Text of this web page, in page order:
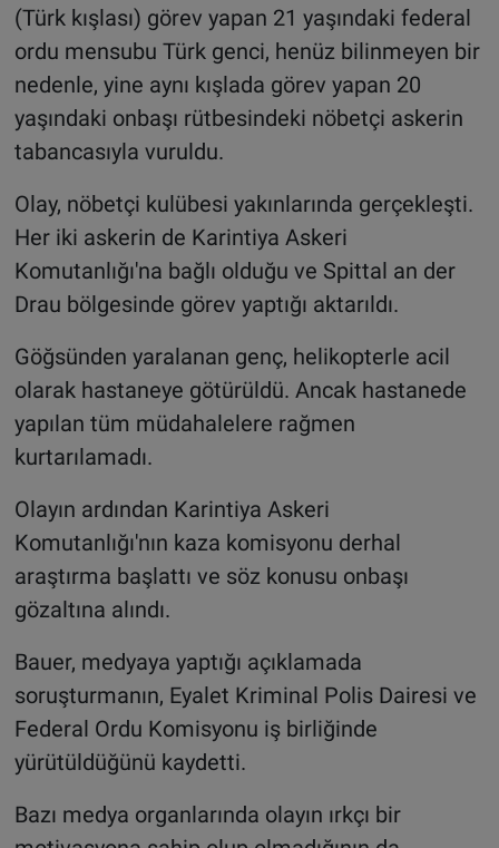
(Türk kışlası) görev yapan 21 yaşındaki federal
ordu mensubu Türk genci, henüz bilinmeyen bir
nedenle, yine aynı kışlada görev yapan 20
yaşındaki onbaşı rütbesindeki nöbetçi askerin
tabancasıyla vuruldu.
Olay, nöbetçi kulübesi yakınlarında gerçekleşti.
Her iki askerin de Karintiya Askeri
Komutanlığı'na bağlı olduğu ve Spittal an der
Drau bölgesinde görev yaptığı aktarıldı.
Göğsünden yaralanan genç, helikopterle acil
olarak hastaneye götürüldü. Ancak hastanede
yapılan tüm müdahalelere rağmen
kurtarılamadı.
Olayın ardından Karintiya Askeri
Komutanlığı'nın kaza komisyonu derhal
araştırma başlattı ve söz konusu onbaşı
gözaltına alındı.
Bauer, medyaya yaptığı açıklamada
soruşturmanın, Eyalet Kriminal Polis Dairesi ve
Federal Ordu Komisyonu iş birliğinde
yürütüldüğünü kaydetti.
Bazı medya organlarında olayın ırkçı bir